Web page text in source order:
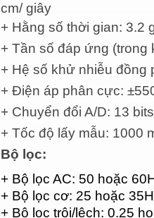
cm/ giây
+ Hằng số thời gian: 3.2
+ Tần số đáp ứng (trong
+ Hệ số khử nhiễu đồng
+ Điện áp phân cực:
+ Chuyển đổi A/D: 13 bits
+ Tốc độ lấy mẫu: 1000
Bộ lọc:
+ Bộ lọc AC: 50 hoặc
+ Bộ lọc cơ: 25 hoặc
+ Bộ lọc trôi/lệch: 0.25